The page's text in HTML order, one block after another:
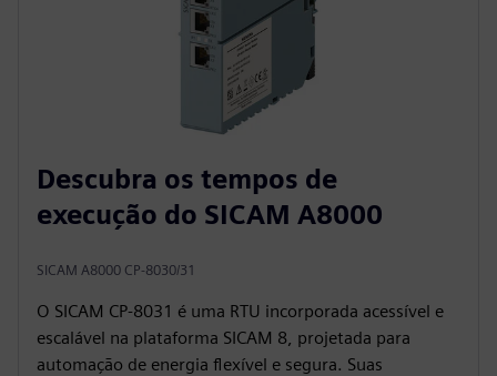
Descubra os tempos de
execução do SICAM A8000
SICAM A8000 CP-8030/31
O SICAM CP‑8031 é uma RTU incorporada acessível e
escalável na plataforma SICAM 8, projetada para
automação de energia flexível e segura. Suas